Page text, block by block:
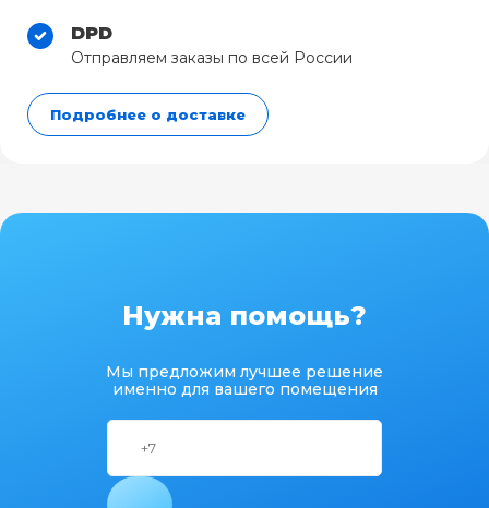
DPD
Отправляем заказы по всей России
Подробнее о доставке
Нужна помощь?
Мы предложим лучшее решение
именно для вашего помещения